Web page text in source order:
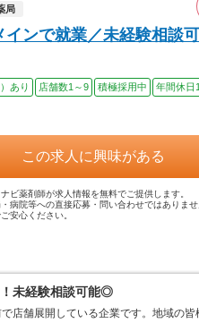
局
インで就業／未経験相談可
あり 店舗数1～9 積極採用中
年間休日
この求人に興味がある
ビ薬剤師が求人情報を無料でご提供します。
病院等への直接応募・問い合わせではありませ
安心ください。
未経験相談可能◎
店舗展開している企業です。地域の皆